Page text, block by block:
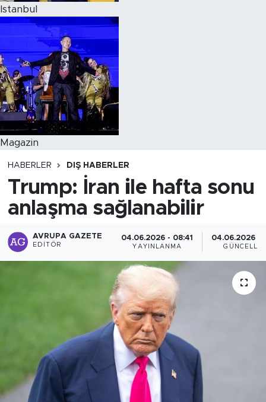
Istanbul
Magazin
HABERLER DIŞ HABERLER
Trump: İran ile hafta sonu
anlaşma sağlanabilir
AVRUPA GAZETE
EDITÖR
04.06.2026 - 08:41
YAYINLANMA
04.06.2026 -